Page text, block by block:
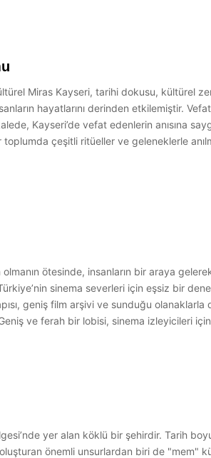
Miras Kayseri, tarihi dokusu, kültürel
hayatlarını derinden etkilemiştir.
Kayseri’de vefat edenlerin anısına
çeşitli ritüeller ve geleneklerle
ötesinde, insanların bir araya
sinema severleri için eşsiz bir
geniş film arşivi ve sunduğu
ve ferah bir lobisi, sinema izleyicileri
yer alan köklü bir şehirdir. Tarih
önemli unsurlardan biri de "mem"